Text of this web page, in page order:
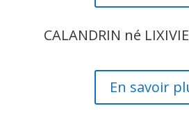
CALANDRIN né
En savoir